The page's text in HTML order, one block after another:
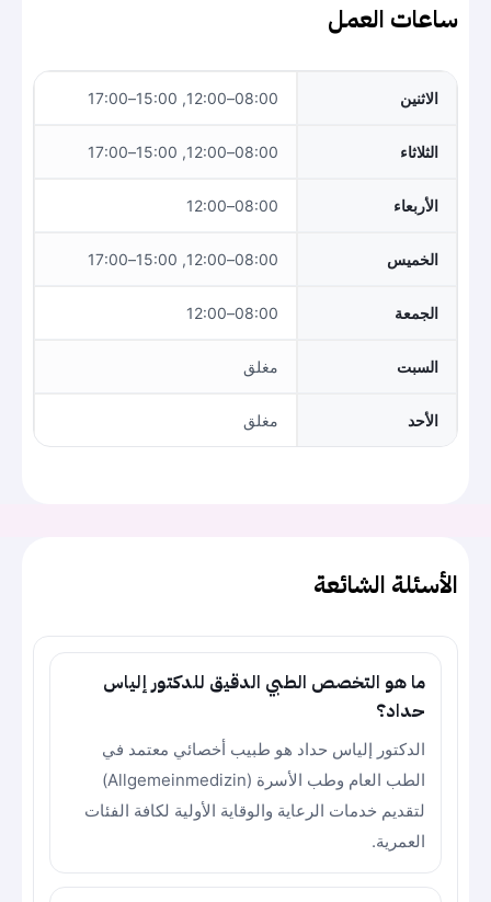
ساعات العمل
الاثنين 08:00–12:00, 15:00–17:00
الثلاثاء 08:00–12:00, 15:00–17:00
الأربعاء 08:00–12:00
الخميس 08:00–12:00, 15:00–17:00
الجمعة 08:00–12:00
السبت مغلق
الأحد مغلق
الأسئلة الشائعة
ما هو التخصص الطبي الدقيق للدكتور إلياس
حداد؟
الدكتور إلياس حداد هو طبيب أخصائي معتمد في
الطب العام وطب الأسرة (Allgemeinmedizin)
لتقديم خدمات الرعاية والوقاية الأولية لكافة الفئات
العمرية.